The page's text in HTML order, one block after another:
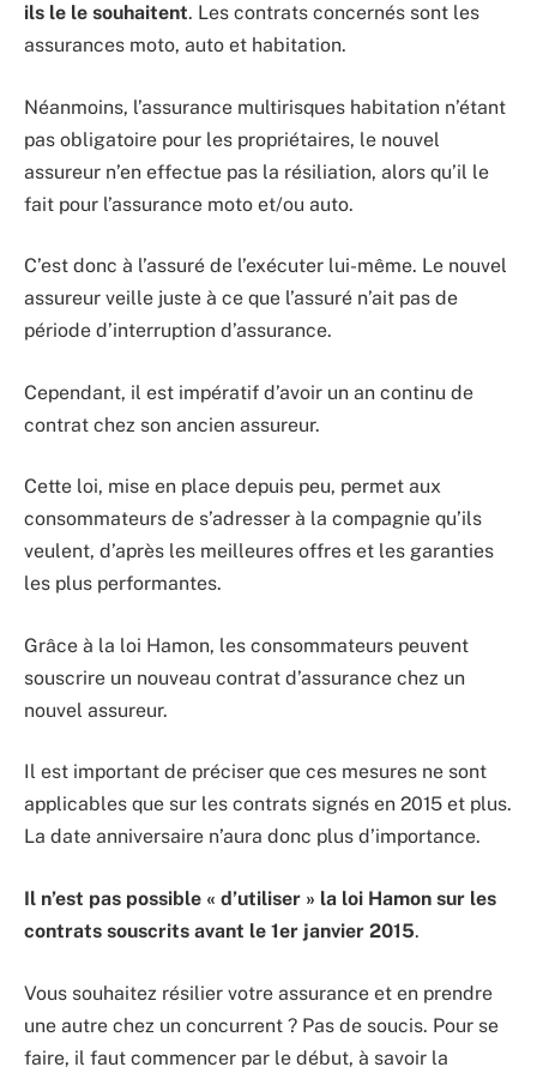
ils le le souhaitent. Les contrats concernés sont les
assurances moto, auto et habitation.
Néanmoins, l’assurance multirisques habitation n’étant
pas obligatoire pour les propriétaires, le nouvel
assureur n’en effectue pas la résiliation, alors qu’il le
fait pour l’assurance moto et/ou auto.
C’est donc à l’assuré de l’exécuter lui-même. Le nouvel
assureur veille juste à ce que l’assuré n’ait pas de
période d’interruption d’assurance.
Cependant, il est impératif d’avoir un an continu de
contrat chez son ancien assureur.
Cette loi, mise en place depuis peu, permet aux
consommateurs de s’adresser à la compagnie qu’ils
veulent, d’après les meilleures offres et les garanties
les plus performantes.
Grâce à la loi Hamon, les consommateurs peuvent
souscrire un nouveau contrat d’assurance chez un
nouvel assureur.
Il est important de préciser que ces mesures ne sont
applicables que sur les contrats signés en 2015 et plus.
La date anniversaire n’aura donc plus d’importance.
Il n’est pas possible « d’utiliser » la loi Hamon sur les
contrats souscrits avant le 1er janvier 2015.
Vous souhaitez résilier votre assurance et en prendre
une autre chez un concurrent ? Pas de soucis. Pour se
faire, il faut commencer par le début, à savoir la